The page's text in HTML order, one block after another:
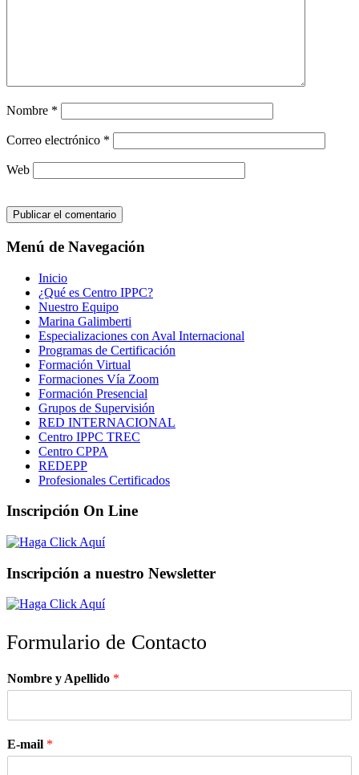
Nombre *
Correo electrónico *
Web
Menú de Navegación
Inicio
¿Qué es Centro IPPC?
Nuestro Equipo
Marina Galimberti
Especializaciones con Aval Internacional
Programas de Certificación
Formación Virtual
Formaciones Vía Zoom
Formación Presencial
Grupos de Supervisión
RED INTERNACIONAL
Centro IPPC TREC
Centro CPPA
REDEPP
Profesionales Certificados
Inscripción On Line
Inscripción a nuestro Newsletter
Formulario de Contacto
Nombre y Apellido *
E-mail *